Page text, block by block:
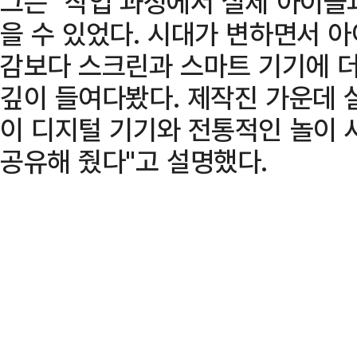
을 수 있었다. 시대가 변하면서
감보다 스크린과 스마트 기기에
깊이 들여다봤다. 제작진 가운데
이 디지털 기기와 전통적인 놀이
공유해 줬다"고 설명했다.